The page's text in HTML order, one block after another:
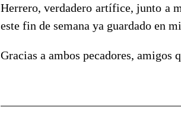
Herrero, verdadero artífice, junto a
este fin de semana ya guardado en
Gracias a ambos pecadores, amigos